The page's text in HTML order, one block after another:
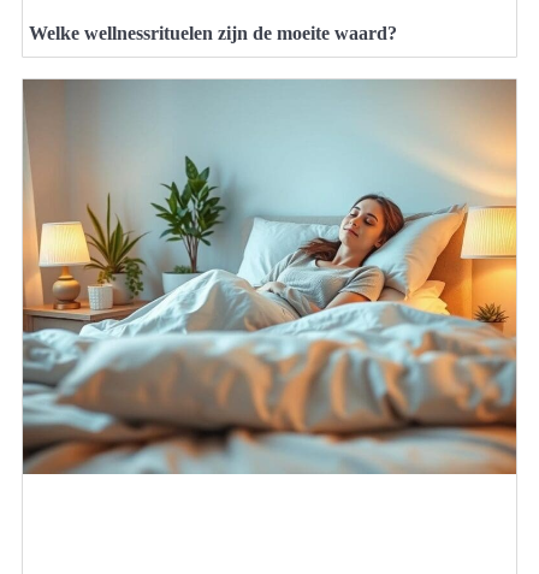
Welke wellnessrituelen zijn de moeite waard?